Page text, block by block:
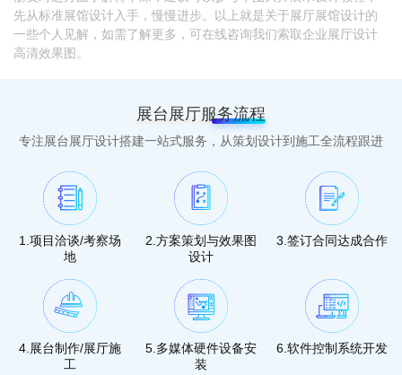
先从标准展馆设计入手，慢慢进步。以上就是关于展厅展馆设计的
一些个人见解，如需了解更多，可在线咨询我们索取企业展厅设计
高清效果图。
展台展厅服务流程
专注展台展厅设计搭建一站式服务，从策划设计到施工全流程跟进
1.项目洽谈/考察场
地
2.方案策划与效果图
设计
3.签订合同达成合作
4.展台制作/展厅施
工
5.多媒体硬件设备安
装
6.软件控制系统开发